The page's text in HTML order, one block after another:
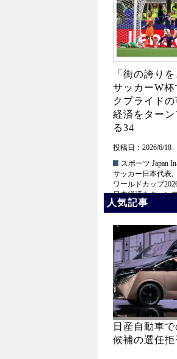
「街の誇り
サッカーW杯
クプライド
経済をター
る34
投稿日：2026/6/18
スポーツ Japan
サッカー日本代表,
ワールドカップ
日本経済をターン
西村健
人気記事
日産自動車
候補の選任拒